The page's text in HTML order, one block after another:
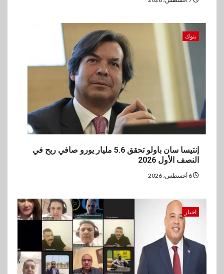
بنوك
إنتيسا سان باولو تحقق 5.6 مليار يورو صافي ربح في
النصف الأول 2026
اخبار